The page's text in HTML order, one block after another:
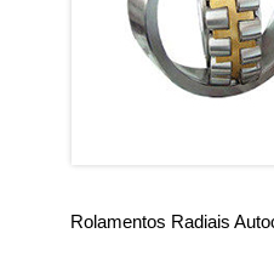
Rolamentos Radiais